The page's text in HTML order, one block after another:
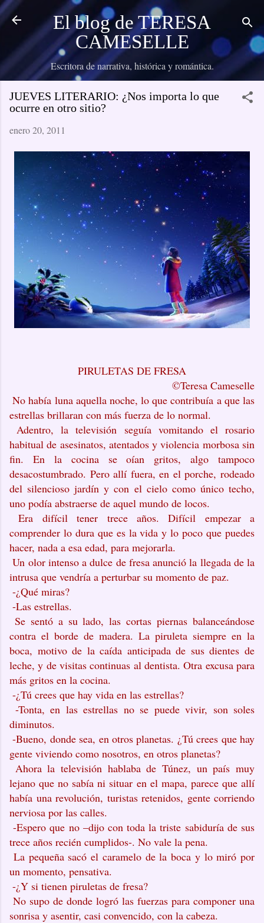
Ir al contenido principal
El blog de TERESA
CAMESELLE
Escritora de narrativa, histórica y romántica.
JUEVES LITERARIO: ¿Nos importa lo que
ocurre en otro sitio?
enero 20, 2011
PIRULETAS DE FRESA
©Teresa Cameselle
No había luna aquella noche, lo que contribuía a que las
estrellas brillaran con más fuerza de lo normal.
Adentro, la televisión seguía vomitando el rosario
habitual de asesinatos, atentados y violencia morbosa sin
fin. En la cocina se oían gritos, algo tampoco
desacostumbrado. Pero allí fuera, en el porche, rodeado
del silencioso jardín y con el cielo como único techo,
uno podía abstraerse de aquel mundo de locos.
Era difícil tener trece años. Difícil empezar a
comprender lo dura que es la vida y lo poco que puedes
hacer, nada a esa edad, para mejorarla.
Un olor intenso a dulce de fresa anunció la llegada de la
intrusa que vendría a perturbar su momento de paz.
-¿Qué miras?
-Las estrellas.
Se sentó a su lado, las cortas piernas balanceándose
contra el borde de madera. La piruleta siempre en la
boca, motivo de la caída anticipada de sus dientes de
leche, y de visitas continuas al dentista. Otra excusa para
más gritos en la cocina.
-¿Tú crees que hay vida en las estrellas?
-Tonta, en las estrellas no se puede vivir, son soles
diminutos.
-Bueno, donde sea, en otros planetas. ¿Tú crees que hay
gente viviendo como nosotros, en otros planetas?
Ahora la televisión hablaba de Túnez, un país muy
lejano que no sabía ni situar en el mapa, parece que allí
había una revolución, turistas retenidos, gente corriendo
nerviosa por las calles.
-Espero que no –dijo con toda la triste sabiduría de sus
trece años recién cumplidos-. No vale la pena.
La pequeña sacó el caramelo de la boca y lo miró por
un momento, pensativa.
-¿Y si tienen piruletas de fresa?
No supo de donde logró las fuerzas para componer una
sonrisa y asentir, casi convencido, con la cabeza.